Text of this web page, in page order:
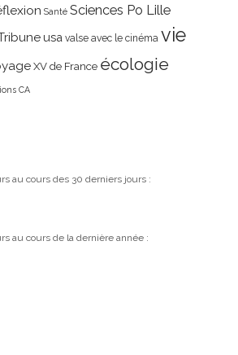
Santé Sciences Po Lille
usa valse avec le cinéma vie
XV de France écologie
CA
au cours des 30 derniers jours :
au cours de la dernière année :